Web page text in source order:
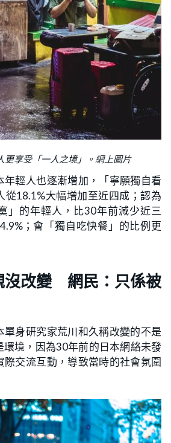
更享受「一人之境」。網上圖片
年輕人也逐漸增加，「寧願獨自看
從18.1%大幅增加至近四成；認為
」的年輕人，比30年前減少近三
；會「獨自吃快餐」的比例更
沒改變 網民：只係被
單身研究家荒川和久稱改變的不是
環境，因為30年前的日本網絡未發
際交流互動，導致當時的社會氛圍